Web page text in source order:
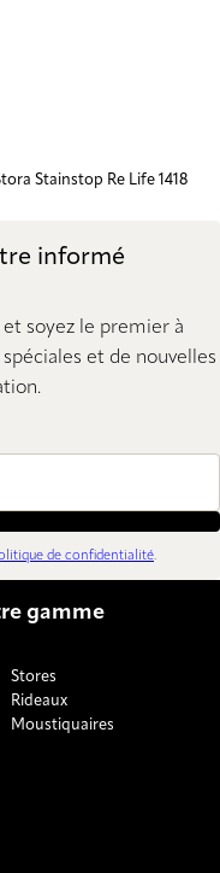
Stainstop Re Life 1418
informé
soyez le premier à
et de nouvelles
de confidentialité.
gamme
Stores
Rideaux
Moustiquaires